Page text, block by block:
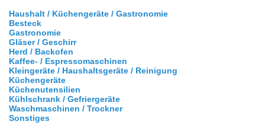
Haushalt / Küchengeräte / Gastronomie
Besteck
Gastronomie
Gläser / Geschirr
Herd / Backofen
Kaffee- / Espressomaschinen
Kleingeräte / Haushaltsgeräte / Reinigung
Küchengeräte
Küchenutensilien
Kühlschrank / Gefriergeräte
Waschmaschinen / Trockner
Sonstiges